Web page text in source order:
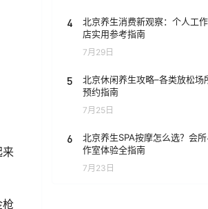
来
4
北京养生消费新观察：个人工
店实用参考指南
7月29日
5
北京休闲养生攻略–各类放松场
预约指南
7月25日
6
北京养生SPA按摩怎么选？会
作室体验全指南
7月23日